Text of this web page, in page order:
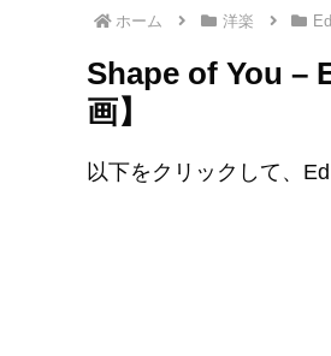
ホーム 洋楽
Shape of You –
画】
以下をクリックして、